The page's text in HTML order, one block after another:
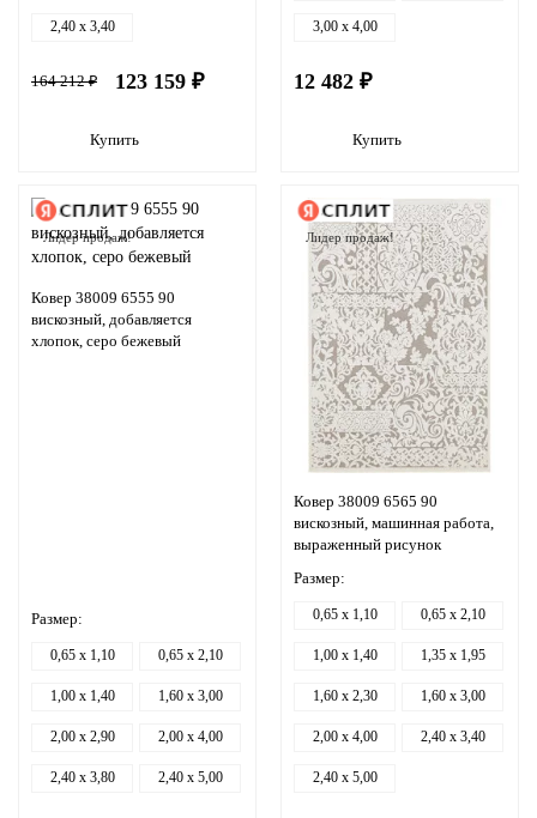
2,40 x 3,40
164 212 ₽ 123 159 ₽
Купить
3,00 x 4,00
12 482 ₽
Купить
Лидер продаж!
Ковер 38009 6555 90
вискозный, добавляется
хлопок, серо бежевый
Размер:
0,65 x 1,10 0,65 x 2,10
1,00 x 1,40 1,60 x 3,00
2,00 x 2,90 2,00 x 4,00
2,40 x 3,80 2,40 x 5,00
Лидер продаж!
Ковер 38009 6565 90
вискозный, машинная работа,
выраженный рисунок
Размер:
0,65 x 1,10 0,65 x 2,10
1,00 x 1,40 1,35 x 1,95
1,60 x 2,30 1,60 x 3,00
2,00 x 4,00 2,40 x 3,40
2,40 x 5,00